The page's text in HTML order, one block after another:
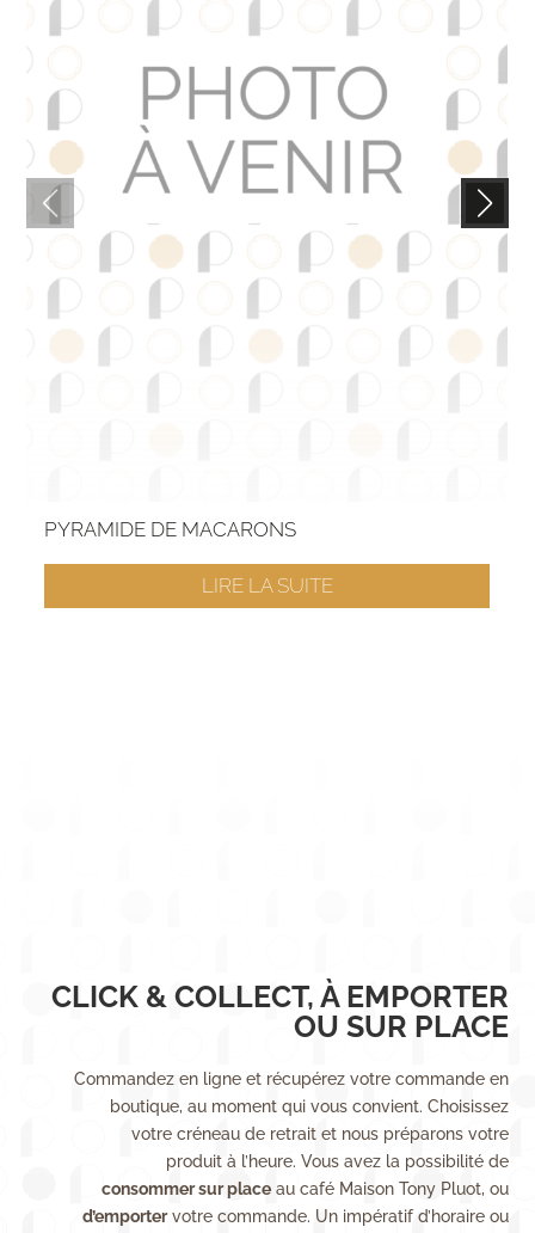
PYRAMIDE DE MACARONS
LIRE LA SUITE
CLICK & COLLECT, À EMPORTER
OU SUR PLACE
Commandez en ligne et récupérez votre commande en
boutique, au moment qui vous convient. Choisissez
votre créneau de retrait et nous préparons votre
produit à l’heure. Vous avez la possibilité de
consommer sur placeau café Maison Tony Pluot, ou
d’emportervotre commande. Un impératif d’horaire ou